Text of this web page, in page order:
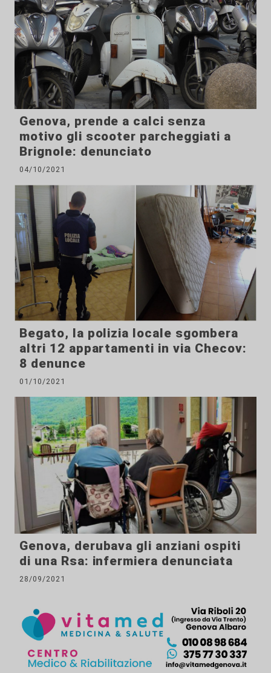
Genova, prende a calci senza
motivo gli scooter parcheggiati a
Brignole: denunciato
04/10/2021
Begato, la polizia locale sgombera
altri 12 appartamenti in via Checov:
8 denunce
01/10/2021
Genova, derubava gli anziani ospiti
di una Rsa: infermiera denunciata
28/09/2021